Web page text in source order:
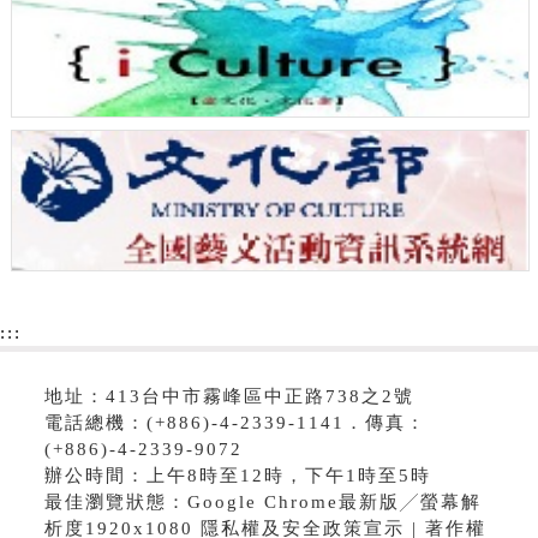
:::
地址：413台中市霧峰區中正路738之2號
電話總機：(+886)-4-2339-1141．傳真：
(+886)-4-2339-9072
辦公時間：上午8時至12時，下午1時至5時
最佳瀏覽狀態：Google Chrome最新版╱螢幕解
析度1920x1080 隱私權及安全政策宣示 | 著作權